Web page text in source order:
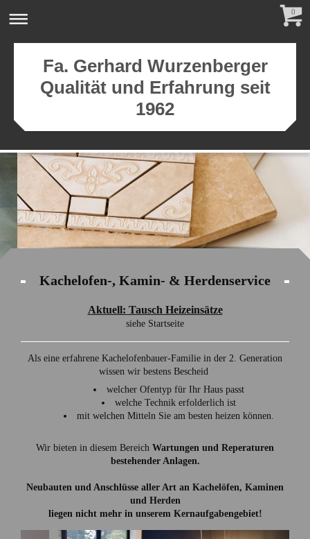
Fa. Gerhard Wurzenberger
Qualität und Erfahrung seit
1962
0
Kachelofen-, Kamin- & Herdenservice
Aktuell: Tausch Heizeinsätze
siehe Startseite
Als eine erfahrene Kachelofenbauer-Familie in der 2. Generation
wissen wir bestens Bescheid
welcher Ofentyp für Ihr Haus passt
welche Technik erfolderlich ist
mit welchen Mitteln Sie am besten heizen können.
Wir bieten in diesem Bereich Wartungen und Reperaturen
bestehender Anlagen.
Neubauten und Anschlüsse aller Art an Kachelöfen, Kaminen
und Herden
liegen nicht mehr in unserem Kernaufgabengebiet!